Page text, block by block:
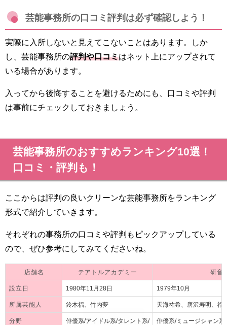
芸能事務所の口コミ評判は必ず確認しよう！
実際に入所しないと見えてこないことはあります。しか
し、芸能事務所の評判や口コミはネット上にアップされて
いる場合があります。
入ってから後悔することを避けるためにも、口コミや評判
は事前にチェックしておきましょう。
芸能事務所のおすすめランキング10選！
口コミ・評判も！
ここからは評判の良いクリーンな芸能事務所をランキング
形式で紹介していきます。
それぞれの事務所の口コミや評判もピックアップしている
ので、ぜひ参考にしてみてくださいね。
店舗名 テアトルアカデミー 研音
設立日 1980年11月28日 1979年10月
所属芸能人 鈴木福、竹内夢 天海祐希、唐沢寿明、福
分野 俳優系/アイドル系/タレント系/ 俳優系/ミュージシャン系